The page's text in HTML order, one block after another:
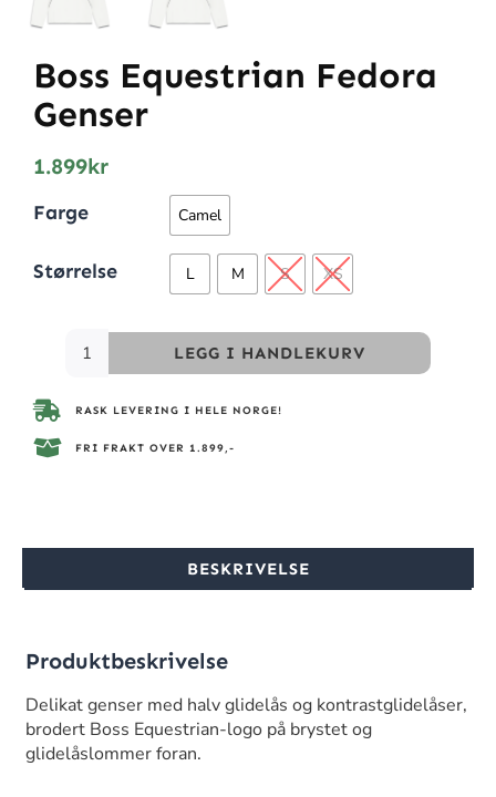
Boss Equestrian Fedora
Genser
1.899kr
Farge Camel
Størrelse L M S XS
LEGG I HANDLEKURV
RASK LEVERING I HELE NORGE!
FRI FRAKT OVER 1.899,-
BESKRIVELSE
Produktbeskrivelse
Delikat genser med halv glidelås og kontrastglidelåser,
brodert Boss Equestrian-logo på brystet og
glidelåslommer foran.